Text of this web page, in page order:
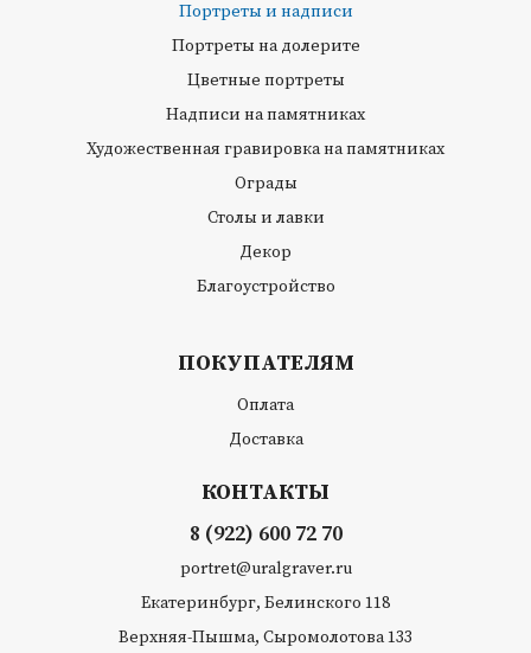
Портреты и надписи
Портреты на долерите
Цветные портреты
Надписи на памятниках
Художественная гравировка на памятниках
Ограды
Столы и лавки
Декор
Благоустройство
ПОКУПАТЕЛЯМ
Оплата
Доставка
КОНТАКТЫ
8 (922) 600 72 70
portret@uralgraver.ru
Екатеринбург, Белинского 118
Верхняя-Пышма, Сыромолотова 133